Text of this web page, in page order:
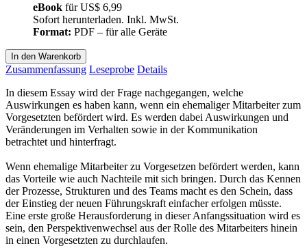
eBook fürUS$ 6,99
Sofort herunterladen. Inkl. MwSt.
Format: PDF – für alle Geräte
In den Warenkorb
Zusammenfassung Leseprobe Details
In diesem Essay wird der Frage nachgegangen, welche
Auswirkungen es haben kann, wenn ein ehemaliger Mitarbeiter zum
Vorgesetzten befördert wird. Es werden dabei Auswirkungen und
Veränderungen im Verhalten sowie in der Kommunikation
betrachtet und hinterfragt.
Wenn ehemalige Mitarbeiter zu Vorgesetzen befördert werden, kann
das Vorteile wie auch Nachteile mit sich bringen. Durch das Kennen
der Prozesse, Strukturen und des Teams macht es den Schein, dass
der Einstieg der neuen Führungskraft einfacher erfolgen müsste.
Eine erste große Herausforderung in dieser Anfangssituation wird es
sein, den Perspektivenwechsel aus der Rolle des Mitarbeiters hinein
in einen Vorgesetzten zu durchlaufen.